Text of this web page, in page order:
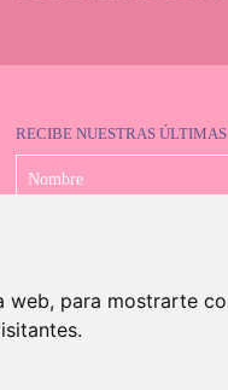
para mostrarte
RECIBE NUESTRAS